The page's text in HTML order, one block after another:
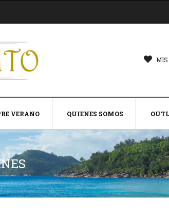
MIS
VERANO QUIENES SOMOS